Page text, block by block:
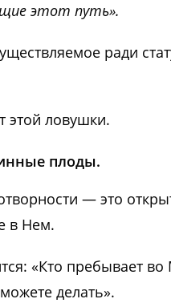
этот путь».
ради
этой ловушки.
плоды.
— это
в Нем.
«Кто пребывает
делать».